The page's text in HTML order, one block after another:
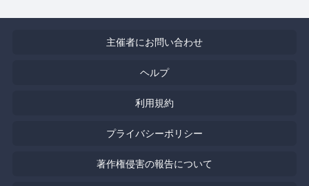
主催者にお問い合わせ
ヘルプ
利用規約
プライバシーポリシー
著作権侵害の報告について